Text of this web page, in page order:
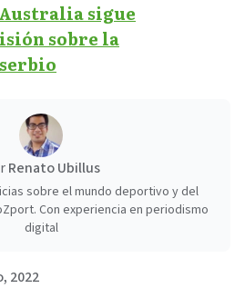
sigue
sobre la
Renato Ubillus
sobre el mundo deportivo y del
Con experiencia en periodismo
digital
2022